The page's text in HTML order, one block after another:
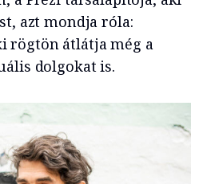
azt mondja róla:
rögtön átlátja még a
dolgokat is.